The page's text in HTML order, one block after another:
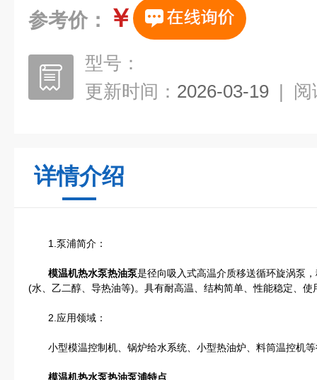
参考价： ￥
型号：
更新时间： 2026-03-19 | 阅
详情介绍
1.泵浦简介：
模温机热水泵热油泵是径向吸入式高温介质移送循环旋涡泵
(水、乙二醇、导热油等)。具有耐高温、结构简单、性能稳定、使
2.应用领域：
小型模温控制机、锅炉给水系统、小型热油炉、料筒温控机等
模温机热水泵热油泵浦特点